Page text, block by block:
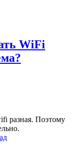
WiFi
разная. Поэтому